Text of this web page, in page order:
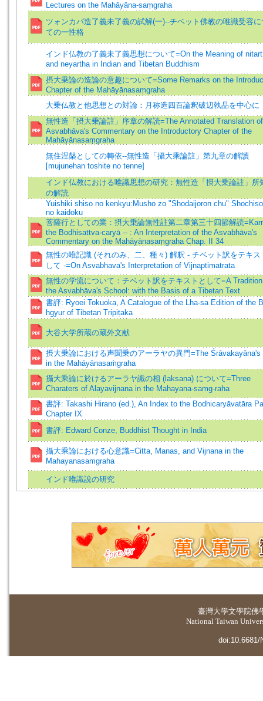
Lectures on the Mahāyāna-saṃgraha
ツォンカパ造了義未了義の試解(一)--チベット佛教の唯識受容に
ての一性格
インド仏教の了義未了義思想について=On the Meaning of
and neyartha in Indian and Tibetan Buddhism
摂大乗論の造論の意趣について=Some Remarks on the
Chapter of the Mahāyānasaṃgraha
大乗仏教と他思想との対論：月称造四百論釈破辺執品を中心に
無性造「摂大乗論註」序章の解読=The Annotated Translation of
Asvabhāva's Commentary on the Introductory Chapter of the
Mahāyānasaṃgraha
無住涅槃としての轉依--無性造「攝大乘論註」第九章の解讀
[mujunehan toshite no tenne]
インド仏教における唯識思想の研究：無性造「摂大乗論註」所
の解読
Yuishiki shiso no kenkyu:Musho zo "Shodaijoron chu"
no kaidoku
菩薩行としての業：摂大乗論無性註第二章第三十四節解読
the Bodhisattva-caryā -- : An Interpretation of the Asvabhāva's
Commentary on the Mahāyānasaṃgraha Chap. II 34
無性の唯記識 (それのみ、二、種々) 解釈 - チベット訳をテキス
して -=On Asvabhava's Interpretation of Vijnaptimatrata
無性の学流について：チベット訳をテキストとして=A
the Asvabhāva's School: with the Basis of a Tibetan Text
書評: Ryoei Tokuoka, A Catalogue of the Lha-sa Edition of the
ḥgyur of Tibetan Tripiṭaka
大谷大学所蔵の蔵外文献
摂大乗論における声聞乗のアーラヤの異門=The Śrāvakayāna's
in the Mahāyānasaṁgraha
攝大乘論に於けるアーラヤ識の相 (laksana) について=Three
Charaters of Alayavijnana in the Mahayana-samg-raha
書評: Takashi Hirano (ed.), An Index to the Bodhicaryāvatāra
Chapter IX
書評: Edward Conze, Buddhist Thought in India
攝大乘論における心意識=Citta, Manas, and Vijnana in the
Mahayanasamgraha
インド唯識說の研究
臺灣大學文學院佛
National Taiwan
doi:10.6681/